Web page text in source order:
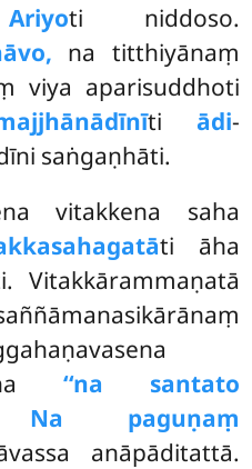
Ariyoti niddoso.
na titthiyānaṃ
viya aparisuddhoti
ti ādi-
saṅgaṇhāti.
vitakkena saha
ti āha
Vitakkārammaṇatā
‘‘na santato
Na paguṇaṃ
anāpāditattā.